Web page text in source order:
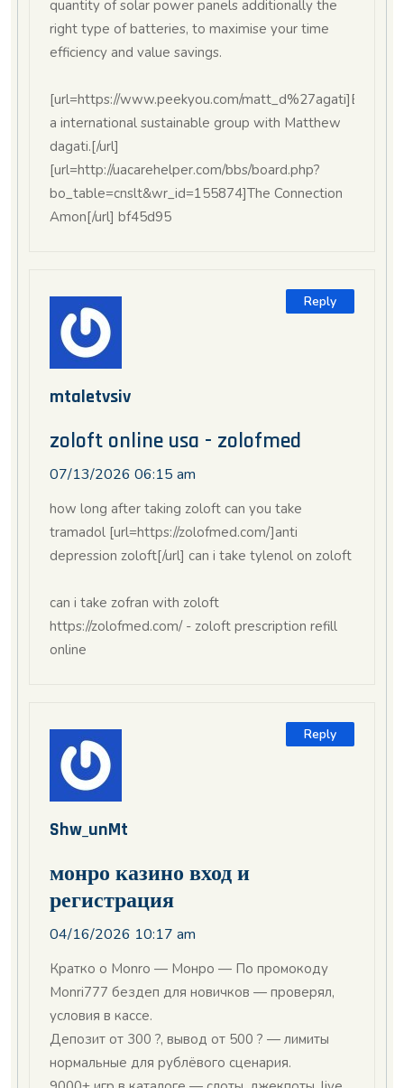
quantity of solar power panels additionally the
right type of batteries, to maximise your time
efficiency and value savings.
[url=https://www.peekyou.com/
a international sustainable group with Matthew
dagati.[/url]
[url=http://uacarehelper.com/bbs/board.php?
bo_table=cnslt&wr_id=155874]The Connection
Amon[/url] bf45d95
Reply
mtaletvsiv
zoloft online usa - zolofmed
07/13/2026 06:15 am
how long after taking zoloft can you take
tramadol [url=https://zolofmed.com/]anti
depression zoloft[/url] can i take tylenol on zoloft
can i take zofran with zoloft
https://zolofmed.com/ - zoloft prescription refill
online
Reply
Shw_unMt
монро казино вход и
регистрация
04/16/2026 10:17 am
Кратко о Monro — Монро — По промокоду
Monri777 бездеп для новичков — проверял,
условия в кассе.
Депозит от 300 ?, вывод от 500 ? — лимиты
нормальные для рублёвого сценария.